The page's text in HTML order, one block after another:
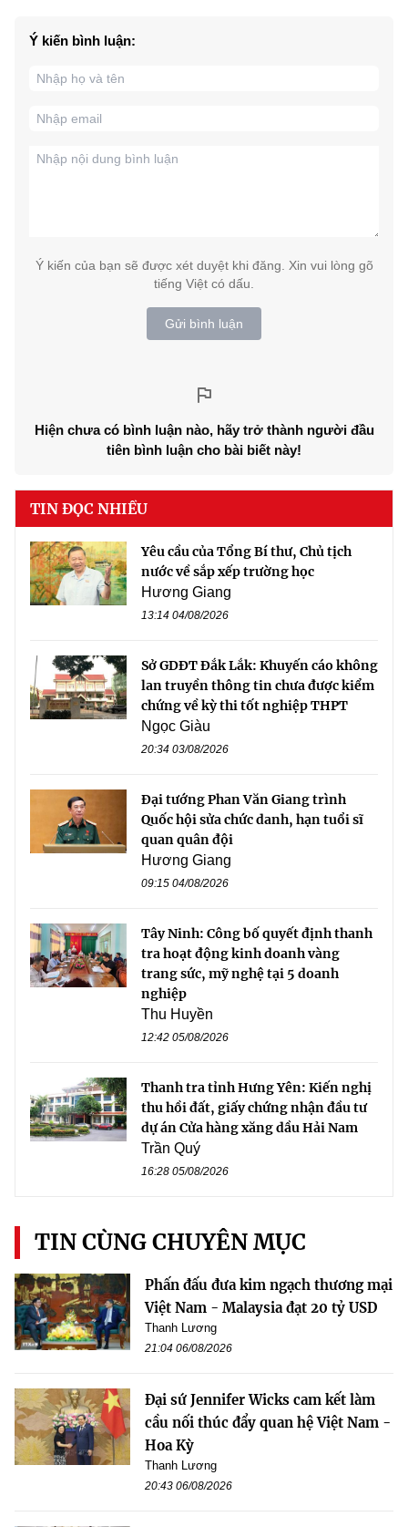
Ý kiến bình luận:
Ý kiến của bạn sẽ được xét duyệt khi đăng. Xin vui lòng gõ
tiếng Việt có dấu.
Gửi bình luận
Hiện chưa có bình luận nào, hãy trở thành người đầu
tiên bình luận cho bài biết này!
TIN ĐỌC NHIỀU
Yêu cầu của Tổng Bí thư, Chủ tịch
nước về sắp xếp trường học
Hương Giang
13:14 04/08/2026
Sở GDĐT Đắk Lắk: Khuyến cáo không
lan truyền thông tin chưa được kiểm
chứng về kỳ thi tốt nghiệp THPT
Ngọc Giàu
20:34 03/08/2026
Đại tướng Phan Văn Giang trình
Quốc hội sửa chức danh, hạn tuổi sĩ
quan quân đội
Hương Giang
09:15 04/08/2026
Tây Ninh: Công bố quyết định thanh
tra hoạt động kinh doanh vàng
trang sức, mỹ nghệ tại 5 doanh
nghiệp
Thu Huyền
12:42 05/08/2026
Thanh tra tỉnh Hưng Yên: Kiến nghị
thu hồi đất, giấy chứng nhận đầu tư
dự án Cửa hàng xăng dầu Hải Nam
Trần Quý
16:28 05/08/2026
TIN CÙNG CHUYÊN MỤC
Phấn đấu đưa kim ngạch thương mại
Việt Nam - Malaysia đạt 20 tỷ USD
Thanh Lương
21:04 06/08/2026
Đại sứ Jennifer Wicks cam kết làm
cầu nối thúc đẩy quan hệ Việt Nam -
Hoa Kỳ
Thanh Lương
20:43 06/08/2026